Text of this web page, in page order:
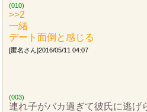
(010)
>>2
一緒
デート面倒と感じる
[匿名さん]2016/05/11 04:07
(003)
連れ子がバカ過ぎて彼氏に逃げ